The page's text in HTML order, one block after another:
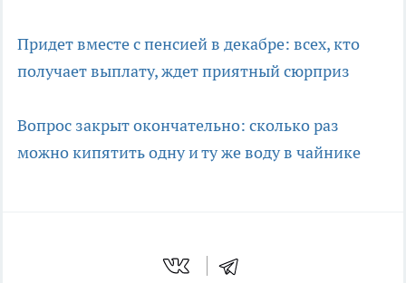
Придет вместе с пенсией в декабре: всех, кто
получает выплату, ждет приятный сюрприз
Вопрос закрыт окончательно: сколько раз
можно кипятить одну и ту же воду в чайнике